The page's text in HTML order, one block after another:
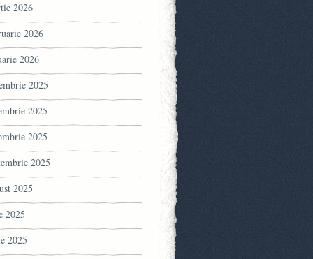
2026
2026
2026
2025
2025
2025
2025
2025
2025
2025